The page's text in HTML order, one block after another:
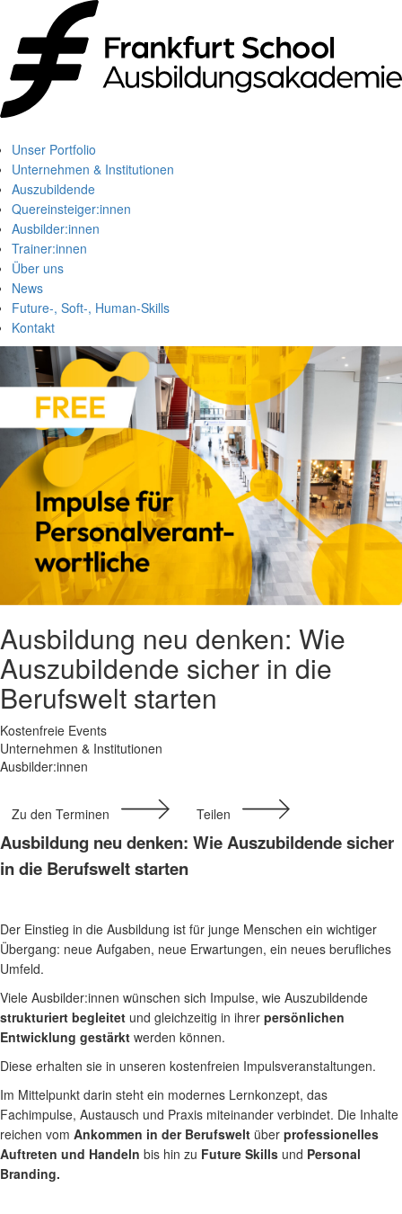
Unser Portfolio
Unternehmen & Institutionen
Auszubildende
Quereinsteiger:innen
Ausbilder:innen
Trainer:innen
Über uns
News
Future-, Soft-, Human-Skills
Kontakt
Ausbildung neu denken: Wie
Auszubildende sicher in die
Berufswelt starten
Kostenfreie Events
Unternehmen & Institutionen
Ausbilder:innen
Zu den Terminen Teilen
Ausbildung neu denken: Wie Auszubildende sicher
in die Berufswelt starten
Der Einstieg in die Ausbildung ist für junge Menschen ein wichtiger
Übergang: neue Aufgaben, neue Erwartungen, ein neues berufliches
Umfeld.
Viele Ausbilder:innen wünschen sich Impulse, wie Auszubildende
strukturiert begleitet und gleichzeitig in ihrer persönlichen
Entwicklung gestärkt werden können.
Diese erhalten sie in unseren kostenfreien Impulsveranstaltungen.
Im Mittelpunkt darin steht ein modernes Lernkonzept, das
Fachimpulse, Austausch und Praxis miteinander verbindet. Die Inhalte
reichen vom Ankommen in der Berufswelt über professionelles
Auftreten und Handeln bis hin zu Future Skills und Personal
Branding.